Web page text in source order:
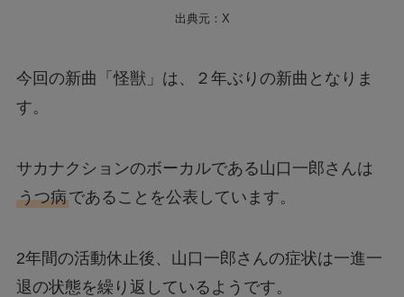
出典元：X
今回の新曲「怪獣」は、２年ぶりの新曲となりま
す。
サカナクションのボーカルである山口一郎さんは
うつ病であることを公表しています。
2年間の活動休止後、山口一郎さんの症状は一進一
退の状態を繰り返しているようです。